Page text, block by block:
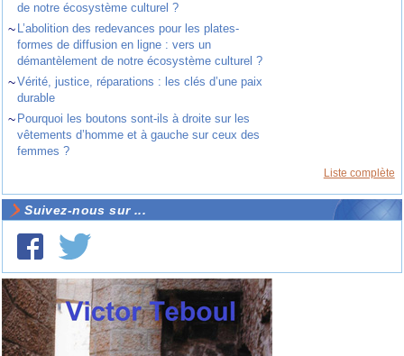
de notre écosystème culturel ?
~ L’abolition des redevances pour les plates-
formes de diffusion en ligne : vers un
démantèlement de notre écosystème culturel ?
~Vérité, justice, réparations : les clés d’une paix
durable
~ Pourquoi les boutons sont-ils à droite sur les
vêtements d’homme et à gauche sur ceux des
femmes ?
Liste complète
Suivez-nous sur ...